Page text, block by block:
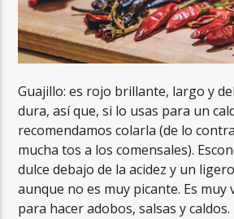
Guajillo: es rojo brillante, largo y
dura, así que, si lo usas para un
recomendamos colarla (de lo
mucha tos a los comensales).
dulce debajo de la acidez y un
aunque no es muy picante. Es muy
para hacer adobos, salsas y caldos.